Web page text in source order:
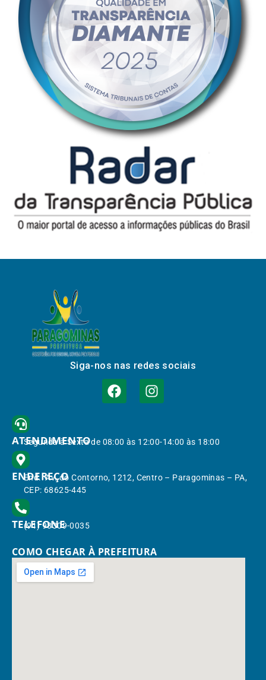
Siga-nos nas redes sociais
ATENDIMENTO
Segunda à Sexta de 08:00 às 12:00-14:00 às 18:00
ENDEREÇO
End.: Av. do Contorno, 1212, Centro – Paragominas – PA,
CEP: 68625-445
TELEFONE
(91) 98309-0035
COMO CHEGAR À PREFEITURA